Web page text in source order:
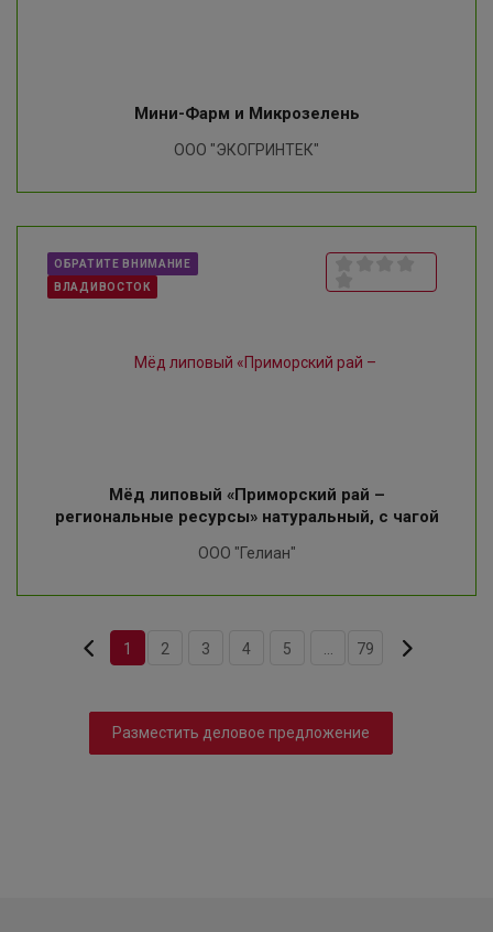
Мини-Фарм и Микрозелень
ООО "ЭКОГРИНТЕК"
ОБРАТИТЕ ВНИМАНИЕ
ВЛАДИВОСТОК
Мёд липовый «Приморский рай –
региональные ресурсы» натуральный, с чагой
ООО "Гелиан"
1 2 3 4 5 79
Разместить деловое предложение